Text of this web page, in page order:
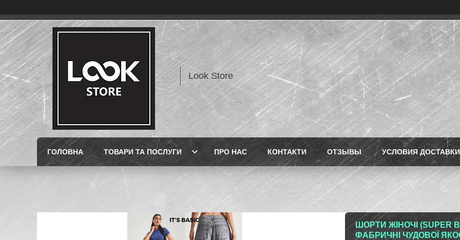
Look Store
ГОЛОВНА ТОВАРИ ТА ПОСЛУГИ ПРО НАС КОНТАКТИ ОТЗЫВЫ УСЛОВИЯ ДОСТАВКИ
ШОРТИ ЖІНОЧІ (SUPER
ФАБРИЧНІ ЧУДОВОЇ